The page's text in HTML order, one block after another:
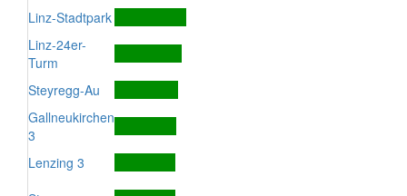
Linz-Stadtpark
Linz-24er-
Turm
Steyregg-Au
Gallneukirchen
3
Lenzing 3